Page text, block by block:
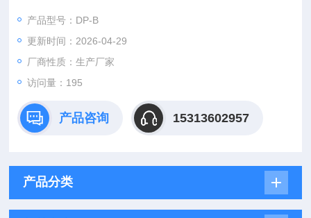
产品型号：DP-B
更新时间：2026-04-29
厂商性质：生产厂家
访问量：195
产品咨询 15313602957
产品分类